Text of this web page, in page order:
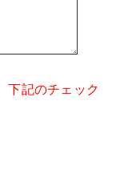
下記のチェック